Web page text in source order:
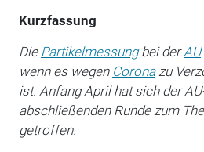
Kurzfassung
Die Partikelmessungbei derAU
wenn es wegen Coronazu
ist. Anfang April hat sich der
abschließenden Runde zum
getroffen.